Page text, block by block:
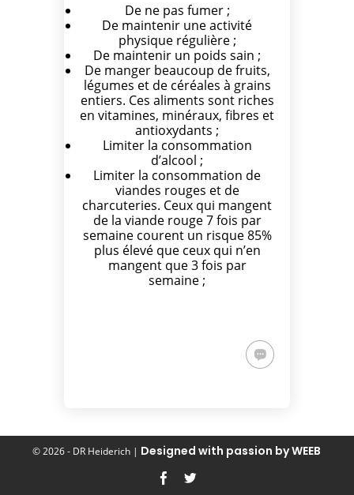
De ne pas fumer ;
De maintenir une activité
physique régulière ;
De maintenir un poids sain ;
De manger beaucoup de fruits,
légumes et de céréales à grains
entiers. Ces aliments sont riches
en vitamines, minéraux, fibres et
antioxydants ;
Limiter la consommation
d’alcool ;
Limiter la consommation de
viandes rouges et de
charcuteries. Ceux qui mangent
de la viande rouge 7 fois par
semaine courent un risque 85%
plus élevé que ceux qui n’en
mangent que 3 fois par
semaine ;
©2026 - DR Heiderich | Designed with passion by WEEB